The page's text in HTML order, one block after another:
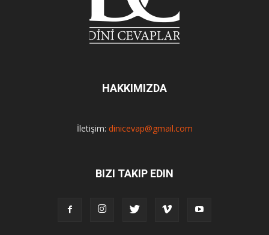
HAKKIMIZDA
İletişim: dinicevap@gmail.com
BIZI TAKIP EDIN